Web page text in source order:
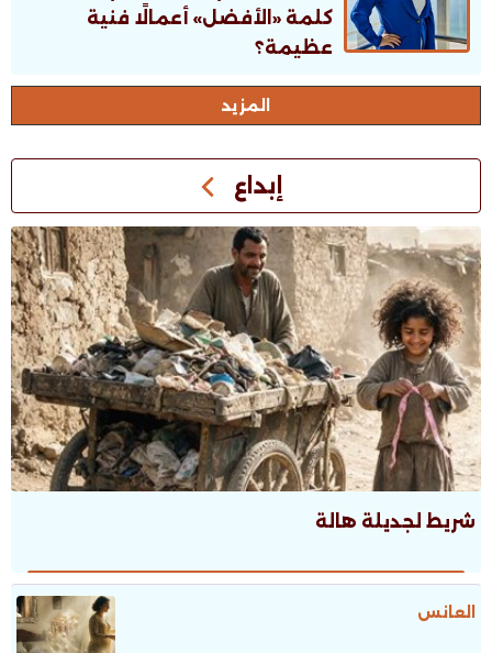
كلمة «الأفضل» أعمالًا فنية
عظيمة؟
اﻟﻤﺰﻳﺪ
إبداع
شريط لجديلة هالة
العانس